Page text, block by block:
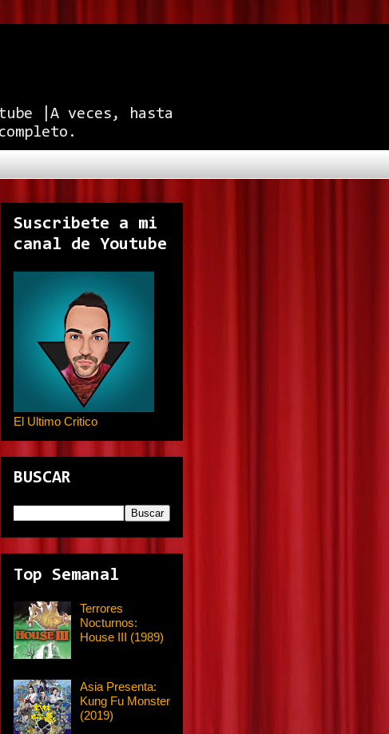
|A veces, hasta
Suscribete a mi
canal de Youtube
El Ultimo Critico
BUSCAR
Top Semanal
Terrores
Nocturnos:
House III (1989)
Asia Presenta:
Kung Fu Monster
(2019)